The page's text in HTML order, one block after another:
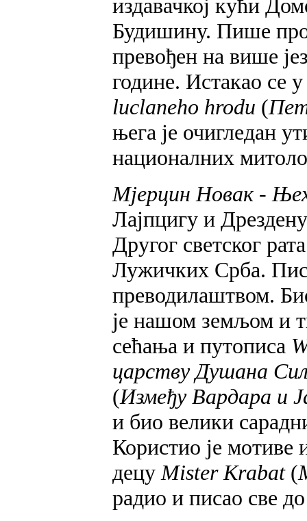
издавачкој кући
Будишину. Пише
превођен на више
године. Истакао се
luclaneho hrodu (
њега је очигледан
националних
Мјерцин Новак -
Лајпцигу и
Другог светског
Лужичких Срба.
преводилаштвом.
је нашом земљом и
сећања и путописа
царству Душана
(Између Вардара и
и био велики
Користио је мотиве
децуMister Krabat(
радио и писао све